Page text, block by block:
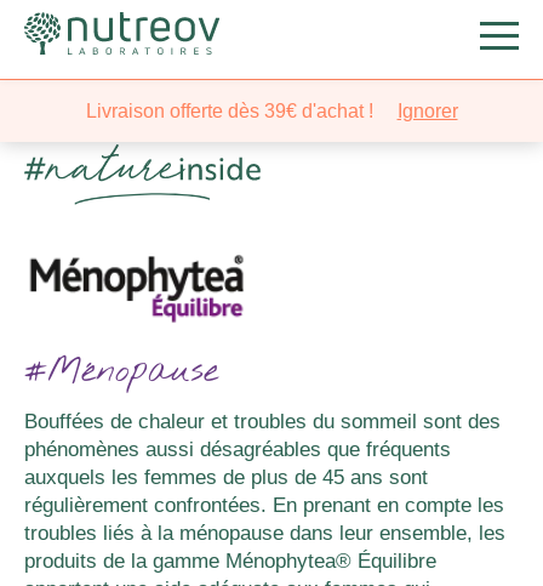
#Ménopause
Bouffées de chaleur et troubles du sommeil sont des
phénomènes aussi désagréables que fréquents
auxquels les femmes de plus de 45 ans sont
régulièrement confrontées. En prenant en compte les
troubles liés à la ménopause dans leur ensemble, les
produits de la gamme Ménophytea® Équilibre
Livraison offerte dès 39€ d'achat ! Ignorer